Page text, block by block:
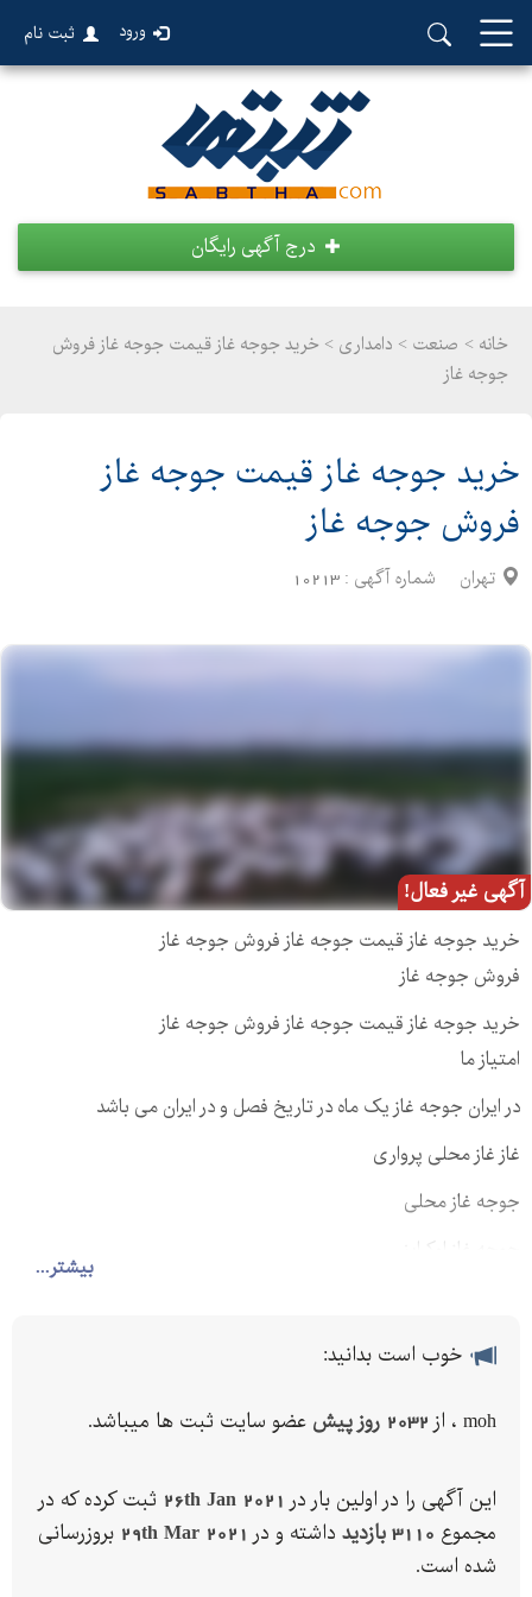
ورود ثبت نام
درج آگهی رایگان
خانه > صنعت > دامداری > خرید جوجه غاز قیمت جوجه غاز فروش
جوجه غاز
خرید جوجه غاز قیمت جوجه غاز
فروش جوجه غاز
تهران شماره آگهی : 10213
آگهی غیر فعال!
بیشتر...
خرید جوجه غاز قیمت جوجه غاز فروش جوجه غاز
فروش جوجه غاز
خرید جوجه غاز قیمت جوجه غاز فروش جوجه غاز
امتیاز ما
در ایران جوجه غاز یک ماه در تاریخ فصل و در ایران می باشد
غاز غاز محلی پرواری
جوجه غاز محلی
ارسال به سراسر کشور لاشه گوشت زنده غاز
خورده با تاییدیه دامپزشکی.
یک ماه غاز محلی پرواری غاز یک هفته مولد
"خرید
همچنین فروش تخم نطفه
خوب است بدانید:
moh ، از 2032 روز پیش عضو سایت ثبت ها میباشد.
این آگهی را در اولین بار در 26th Jan 2021 ثبت کرده که در
مجموع 3110 بازدید داشته و در 29th Mar 2021 بروزرسانی
شده است.